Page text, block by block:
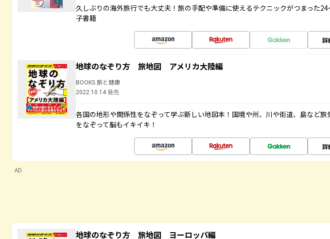
久しぶりの海外旅行でも大丈夫！旅の手配や準備に使えるテクニックがつまった
子書籍
詳
地球のなぞり方 旅地図 アメリカ大陸編
BOOKS 旅と健康
2022.10.14 発売
各国の地形や関係性をなぞって学ぶ新しい地図本！国境や州、川や街道、島など旅
をなぞって脳もイキイキ！
詳
AD
地球のなぞり方 旅地図 ヨーロッパ編